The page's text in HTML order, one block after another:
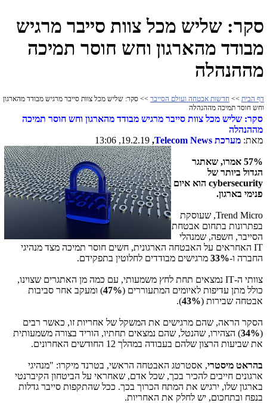
סקר: שליש מכל צוות סייבר מרגיש
מבודד מהארגון וחש חוסר תמיכה
מההנהלה
דף הבית >> חדשות אבטחה ועולם הסייבר >> סקר: שליש מכל צוות סייבר מרגיש מבודד מהארגון
וחש חוסר תמיכה מההנהלה
סקר: שליש מכל צוות סייבר מרגיש מבודד מהארגון וחש חוסר תמיכה
מההנהלה
מאת: מערכת Telecom News
,
57% אמרו, שאתגר
הגדול ביותר של
cybersecurity הוא איום
פנימי בארגון.
Trend Micro, שעוסקת
בפתרונות בתחום אבטחת
הסייבר, חשפה, שמנהלי
IT האחראים על האבטחה הארגונית, חשים חוסר תמיכה מצד מנהיגי
החברה ו-33% מרגישים מבודדים לחלוטין בתפקידם.
צוותי ה-IT נמצאים תחת לחץ משמעותי, עם כמה מן האתגרים שצוינו,
כולל מתן עדיפות לאיומים המתעוררים (47%) ומעקב אחר סביבות
אבטחה שבירות (43%
).
הסקר הראה, שהם מרגישים את המשקל של אחריות זו, כאשר רבים
(
34%) הצהירו, שהנטל, שהם נמצאים תחתיו, הוריד בצורה משמעותית
את שביעות הרצון שלהם בעבודה במהלך 12 החודשים האחרונים.
בהראט מיסטרי, אסטרטג האבטחה הראשי, בטרנד מיקרו: "מנהיגי
ארגונים חייבים להכיר בכך, שכל אדם, שאחראי על הביטחון הקיברנטי
בארגון שלו, ירגיש את המתח הכרוך בכך. ככל שהתקפות סייבר גדלות
בנפח ובתחכום, יש לחלק את האחריות.